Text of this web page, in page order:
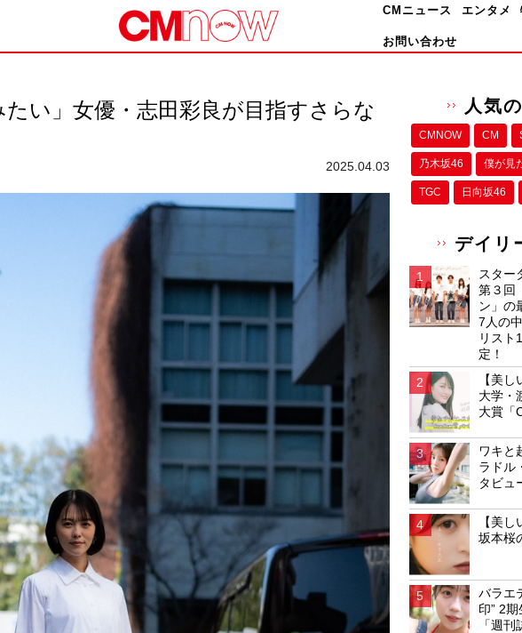
CMニュース エンタメ
お問い合わせ
い」女優・志田彩良が目指すさらな
2025.04.03
人気
CMNOW CM
乃木坂46 僕が⾒
TGC 日向坂46
デイリ
スター
第３回
ン」の
7人の
リスト
定！
【美
大学・
大賞「
ワキと
ラドル
タビュ
【美
坂本桜
バラエ
印” 2
「週